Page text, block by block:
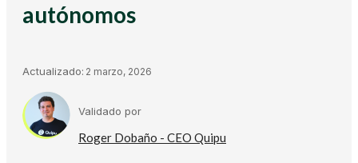
autónomos
Actualizado: 2 marzo, 2026
Validado por
Roger Dobaño - CEO Quipu